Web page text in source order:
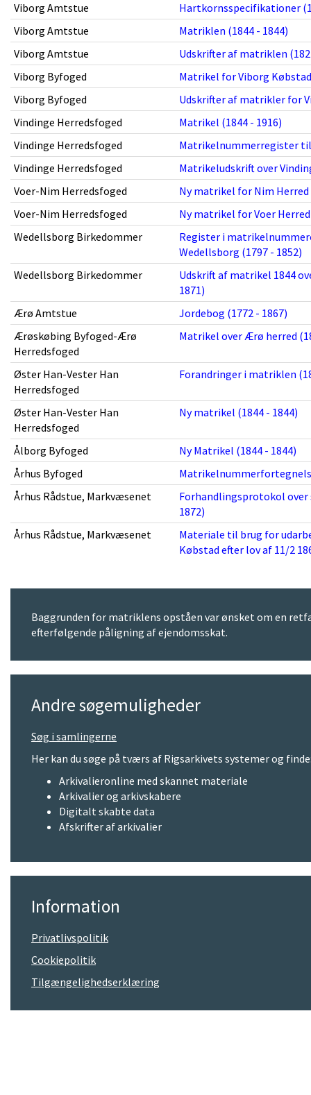
Viborg Amtstue
Hartkornsspecifikationer
Viborg Amtstue
Matriklen (1844 - 1844)
Viborg Amtstue
Udskrifter af matriklen
Viborg Byfoged
Matrikel for Viborg
Viborg Byfoged
Udskrifter af matrikler for
Vindinge Herredsfoged
Matrikel (1844 - 1916)
Vindinge Herredsfoged
Matrikelnummerregister til
Vindinge Herredsfoged
Matrikeludskrift over
Voer-Nim Herredsfoged
Ny matrikel for Nim Herred
Voer-Nim Herredsfoged
Ny matrikel for Voer Herred
Wedellsborg Birkedommer
Register i
Wedellsborg (1797 - 1852)
Wedellsborg Birkedommer
Udskrift af matrikel 1844
1871)
Ærø Amtstue
Jordebog (1772 - 1867)
Ærøskøbing Byfoged-Ærø
Herredsfoged
Matrikel over Ærø herred
Øster Han-Vester Han
Herredsfoged
Forandringer i matriklen
Øster Han-Vester Han
Herredsfoged
Ny matrikel (1844 - 1844)
Ålborg Byfoged
Ny Matrikel (1844 - 1844)
Århus Byfoged
Århus Rådstue, Markvæsenet
Forhandlingsprotokol
1872)
Århus Rådstue, Markvæsenet
Materiale til brug for
Købstad efter lov af 11/2
Baggrunden for matriklens opståen var ønsket om en
efterfølgende påligning af ejendomsskat.
Andre søgemuligheder
Søg i samlingerne
Her kan du søge på tværs af Rigsarkivets systemer og
Arkivalieronline med skannet materiale
Arkivalier og arkivskabere
Digitalt skabte data
Afskrifter af arkivalier
Information
Privatlivspolitik
Cookiepolitik
Tilgængelighedserklæring